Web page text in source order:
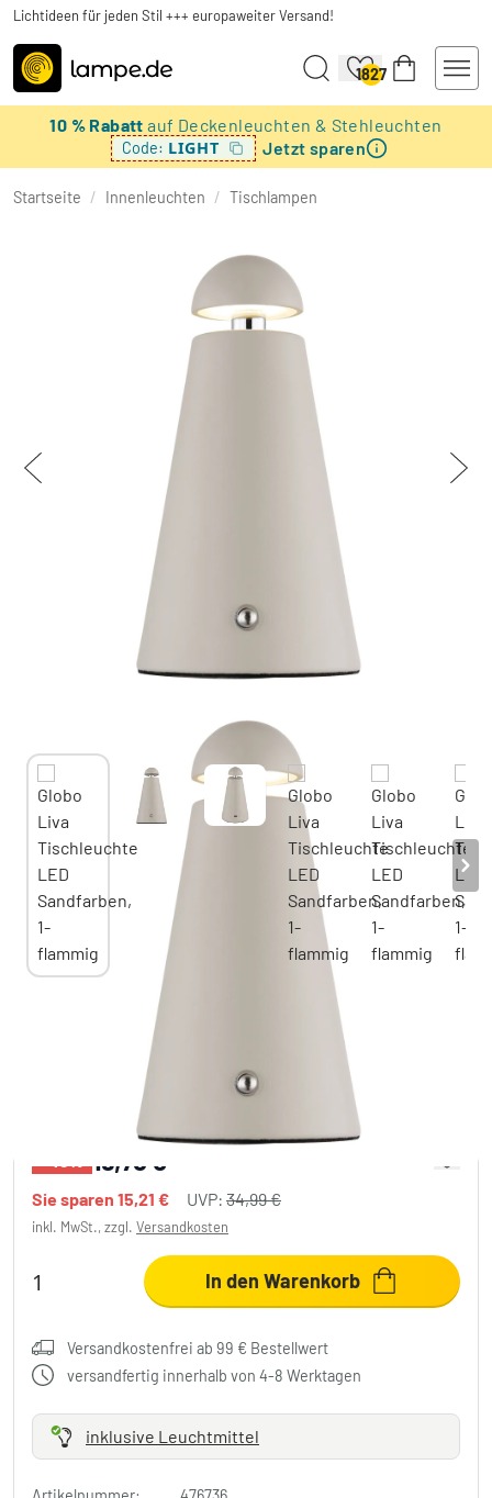
Lichtideen für jeden Stil +++ europaweiter Versand!
1827
10 % Rabattauf Deckenleuchten & Stehleuchten
Code: LIGHT Jetzt sparen
Startseite / Innenleuchten / Tischlampen
Globo Liva Tischleuchte LED Sandfarben, 1-
19,78 €
Sie sparen 15,21 € UVP: 34,99 €
inkl. MwSt., zzgl. Versandkosten
In den Warenkorb
Versandkostenfrei ab 99 € Bestellwert
versandfertig innerhalb von 4-8 Werktagen
inklusive Leuchtmittel